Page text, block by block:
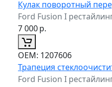
Кулак поворотный
Ford Fusion I
7 000р.
ОЕМ: 1207606
Трапеция
Ford Fusion I